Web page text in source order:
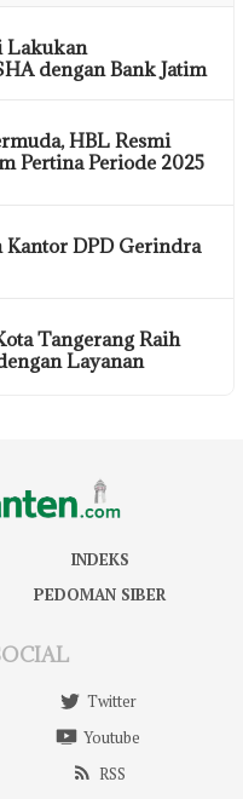
Lakukan
dengan Bank Jatim
HBL Resmi
Pertina Periode 2025
Kantor DPD Gerindra
Tangerang Raih
Layanan
INDEKS
PEDOMAN SIBER
Twitter
Youtube
RSS